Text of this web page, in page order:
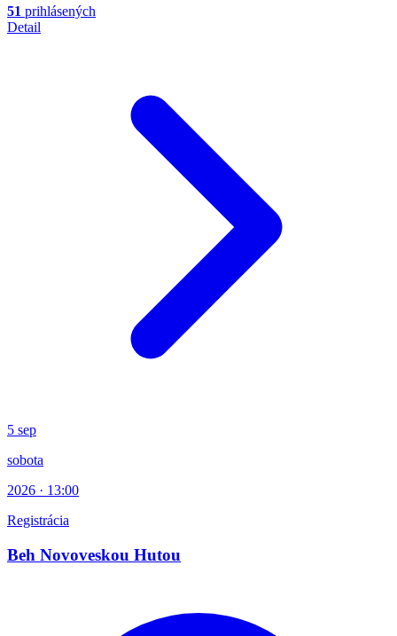
51 prihlásených
Detail
5 sep
sobota
2026 · 13:00
Registrácia
Beh Novoveskou Hutou